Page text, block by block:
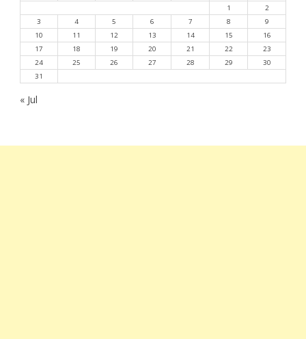
1
2
3
4 5 6 7 8
9
10
11 12 13 14 15
16
17
18 19 20 21 22
23
24
25 26 27 28 29
30
31
« Jul